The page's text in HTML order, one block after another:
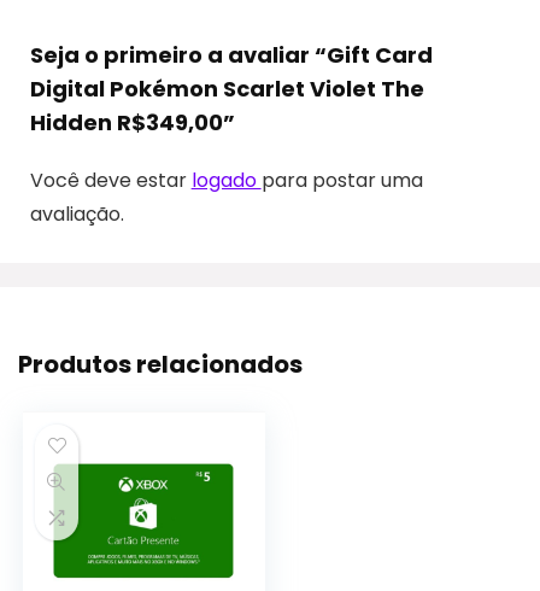
Seja o primeiro a avaliar “Gift Card
Digital Pokémon Scarlet Violet The
Hidden R$349,00”
Você deve estar logado para postar uma
avaliação.
Produtos relacionados